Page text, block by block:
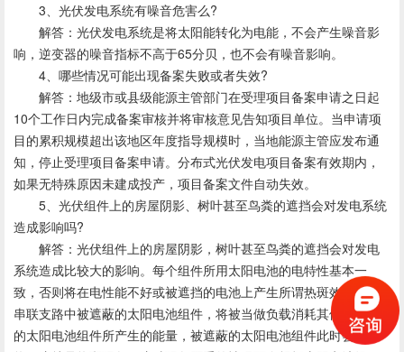
3、光伏发电系统有噪音危害么?
解答：光伏发电系统是将太阳能转化为电能，不会产生噪音影
响，逆变器的噪音指标不高于65分贝，也不会有噪音影响。
4、哪些情况可能出现备案失败或者失效?
解答：地级市或县级能源主管部门在受理项目备案申请之日起
10个工作日内完成备案审核并将审核意见告知项目单位。当申请项
目的累积规模超出该地区年度指导规模时，当地能源主管应发布通
知，停止受理项目备案申请。分布式光伏发电项目备案有效期内，
如果无特殊原因未建成投产，项目备案文件自动失效。
5、光伏组件上的房屋阴影、树叶甚至鸟粪的遮挡会对发电系统
造成影响吗?
解答：光伏组件上的房屋阴影，树叶甚至鸟粪的遮挡会对发电
系统造成比较大的影响。每个组件所用太阳电池的电特性基本一
致，否则将在电性能不好或被遮挡的电池上产生所谓热斑效应。一
串联支路中被遮蔽的太阳电池组件，将被当做负载消耗其他有光照
的太阳电池组件所产生的能量，被遮蔽的太阳电池组件此时会发